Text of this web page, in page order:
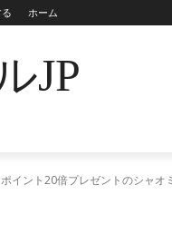
ホーム
JP
イント20倍プレゼントのシャ